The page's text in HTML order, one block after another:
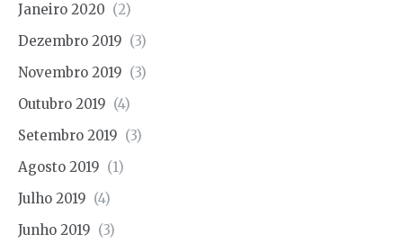
Janeiro 2020 (2)
Dezembro 2019 (3)
Novembro 2019 (3)
Outubro 2019 (4)
Setembro 2019 (3)
Agosto 2019 (1)
Julho 2019 (4)
Junho 2019 (3)